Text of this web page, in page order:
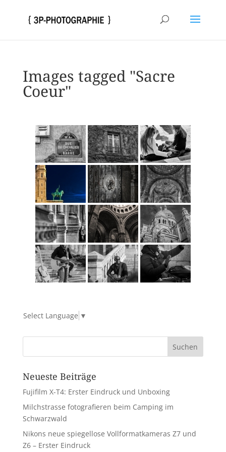
Images tagged "Sacre
Coeur"
Select Language ▼
Neueste Beiträge
Fujifilm X-T4: Erster Eindruck und Unboxing
Milchstrasse fotografieren beim Camping im
Schwarzwald
Nikons neue spiegellose Vollformatkameras Z7 und
Z6 – Erster Eindruck